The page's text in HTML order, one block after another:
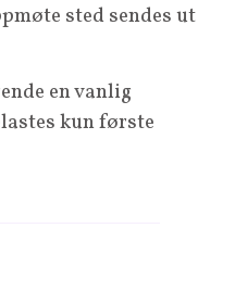
sted sendes ut
en vanlig
kun første